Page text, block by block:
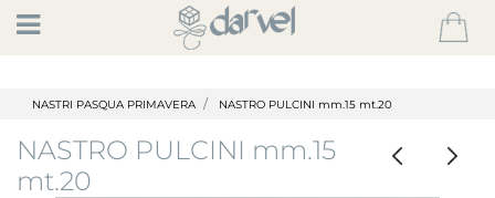
Open
NASTRI PASQUA PRIMAVERA NASTRO PULCINI mm.15 mt.20
NASTRO PULCINI mm.15
mt.20